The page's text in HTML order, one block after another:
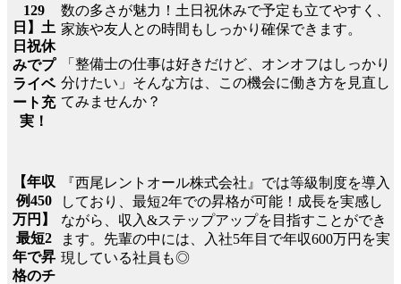
129
日】土
日祝休
みでプ
ライベ
ート充
実！
数の多さが魅力！土日祝休みで予定も立てやすく、
家族や友人との時間もしっかり確保できます。
「整備士の仕事は好きだけど、オンオフはしっかり
分けたい」そんな方は、この機会に働き方を見直し
てみませんか？
【年収
例450
万円】
最短2
年で昇
格のチ
『西尾レントオール株式会社』では等級制度を導入
しており、最短2年での昇格が可能！成長を実感し
ながら、収入&ステップアップを目指すことができ
ます。先輩の中には、入社5年目で年収600万円を実
現している社員も◎